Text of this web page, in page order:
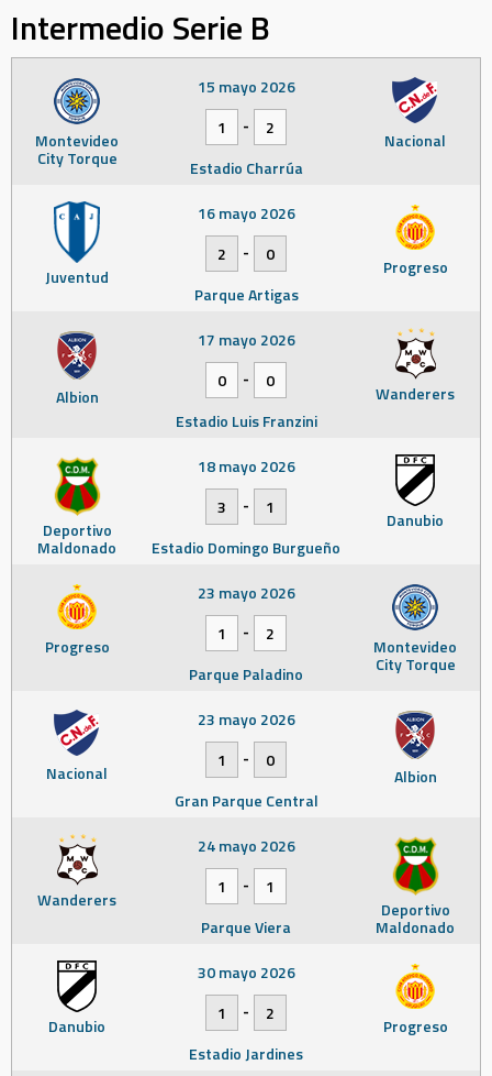
Intermedio Serie B
Montevideo
City Torque
Nacional
15 mayo 2026
1
-
2
Estadio Charrúa
Juventud Progreso
16 mayo 2026
2
-
0
Parque Artigas
Albion Wanderers
17 mayo 2026
0
-
0
Estadio Luis Franzini
Deportivo
Maldonado
Danubio
18 mayo 2026
3
-
1
Estadio Domingo Burgueño
Progreso Montevideo
City Torque
23 mayo 2026
1
-
2
Parque Paladino
Nacional Albion
23 mayo 2026
1
-
0
Gran Parque Central
Wanderers Deportivo
Maldonado
24 mayo 2026
1
-
1
Parque Viera
Danubio Progreso
30 mayo 2026
1
-
2
Estadio Jardines